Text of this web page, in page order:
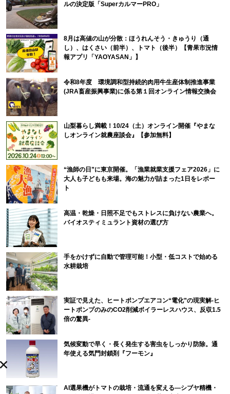
ルの決定版「SuperカルマーPRO」
8月は高値の山が分散：ほうれんそう・きゅうり（通
し）、はくさい（前半）、トマト（後半）【青果市況情
報アプリ「YAOYASAN」】
令和8年度 環境調和型持続的肉用牛生産体制推進事業
(JRA畜産振興事業)に係る第１回オンライン情報交換会
山梨暮らし満載！10/24（土）オンライン開催『やまな
しオンライン就農座談会』【参加無料】
“漁師の日”に東京開催。「漁業就業支援フェア2026」に
大人も子どもも来場。海の魅力が詰まった1日をレポー
ト
高温・乾燥・日照不足でもストレスに負けない農業へ。
バイオスティミュラント資材の選び方
手をかけずに自動で管理可能！小型・低コストで始める
水耕栽培
実証で見えた、ヒートポンプエアコン“電化”の現実解-ヒ
ートポンプのみのCO2削減ボイラーレスハウス、反収1.5
倍の驚異-
気候変動で早く・長く発生する害虫をしっかり防除。通
年使える気門封鎖剤『フーモン』
AI選果機がトマトの栽培・流通を変える―シブヤ精機・